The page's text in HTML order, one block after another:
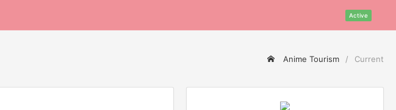
Active
Anime Tourism Current